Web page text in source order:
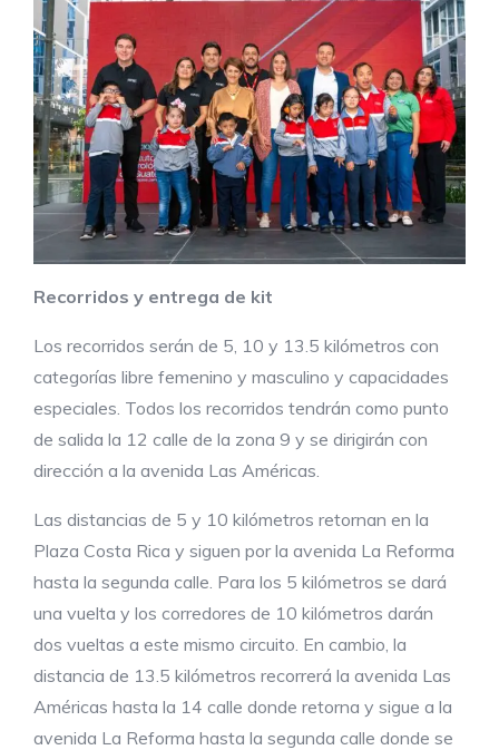
Recorridos y entrega de kit
Los recorridos serán de 5, 10 y 13.5 kilómetros con
categorías libre femenino y masculino y capacidades
especiales. Todos los recorridos tendrán como punto
de salida la 12 calle de la zona 9 y se dirigirán con
dirección a la avenida Las Américas.
Las distancias de 5 y 10 kilómetros retornan en la
Plaza Costa Rica y siguen por la avenida La Reforma
hasta la segunda calle. Para los 5 kilómetros se dará
una vuelta y los corredores de 10 kilómetros darán
dos vueltas a este mismo circuito. En cambio, la
distancia de 13.5 kilómetros recorrerá la avenida Las
Américas hasta la 14 calle donde retorna y sigue a la
avenida La Reforma hasta la segunda calle donde se